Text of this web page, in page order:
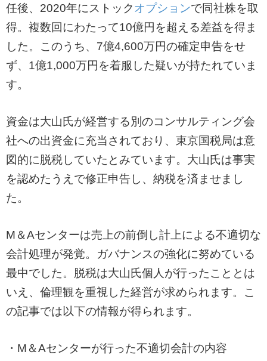
任後、2020年にストックオプションで同社株を取
得。複数回にわたって10億円を超える差益を得ま
した。このうち、7億4,600万円の確定申告をせ
ず、1億1,000万円を着服した疑いが持たれていま
す。
資金は大山氏が経営する別のコンサルティング会
社への出資金に充当されており、東京国税局は意
図的に脱税していたとみています。大山氏は事実
を認めたうえで修正申告し、納税を済ませまし
た。
M＆Aセンターは売上の前倒し計上による不適切な
会計処理が発覚。ガバナンスの強化に努めている
最中でした。脱税は大山氏個人が行ったこととは
いえ、倫理観を重視した経営が求められます。こ
の記事では以下の情報が得られます。
・M＆Aセンターが行った不適切会計の内容